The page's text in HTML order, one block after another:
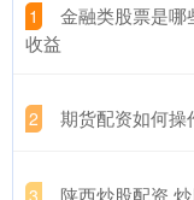
1
金融类股票是哪
收益
2 期货配资如何操
3 陕西炒股配资